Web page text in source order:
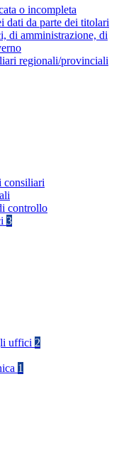
o incompleta
dati da parte dei titolari
di amministrazione, di
regionali/provinciali
consiliari
controllo
3
uffici 2
1